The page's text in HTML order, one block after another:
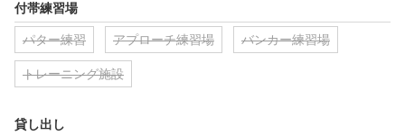
付帯練習場
パター練習 アプローチ練習場 バンカー練習場
トレーニング施設
貸し出し